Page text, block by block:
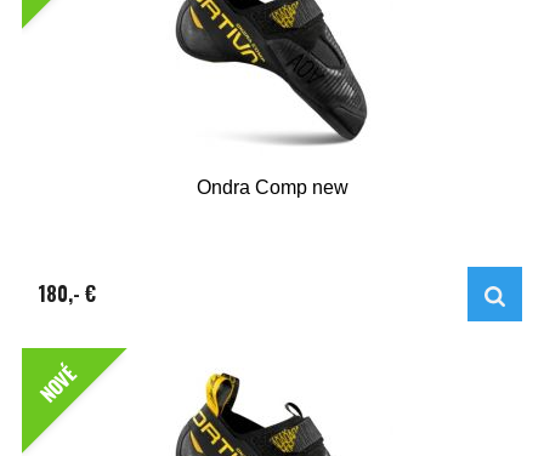
Ondra Comp new
180,- €
NOVÉ